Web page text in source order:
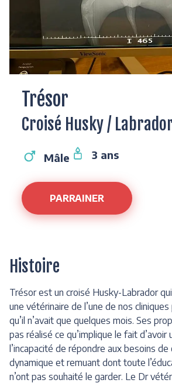
Trésor
Croisé Husky /
Mâle 3 ans
PARRAINER
Histoire
Trésor est un croisé Husky-Labrador
une vétérinaire de l’une de nos
qu’il n’avait que quelques mois. Ses
pas réalisé ce qu’implique le fait d’avoir
l’incapacité de répondre aux besoins de
dynamique et remuant dont toute
n’ont pas souhaité le garder. Le Dr